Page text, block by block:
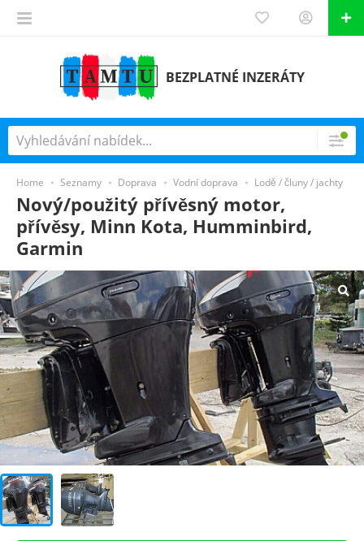
BEZPLATNÉ INZERÁTY
Home Seznamy Doprava Vodní doprava Lodě / čluny / jachty
Nový/použitý přívěsný motor,
přívěsy, Minn Kota, Humminbird,
Garmin